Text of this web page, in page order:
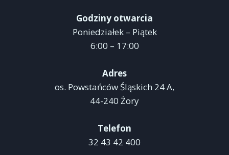
Godziny otwarcia
Poniedziałek – Piątek
6:00 – 17:00
Adres
os. Powstańców Śląskich 24 A,
44-240 Żory
Telefon
32 43 42 400